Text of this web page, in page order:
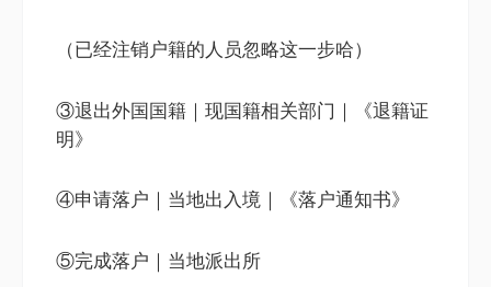
（已经注销户籍的人员忽略这一步哈）
③退出外国国籍｜现国籍相关部门｜《退籍证
明》
④申请落户｜当地出入境｜《落户通知书》
⑤完成落户｜当地派出所